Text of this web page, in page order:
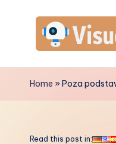
contentV
is
a
Home »Poza
Read this post in: